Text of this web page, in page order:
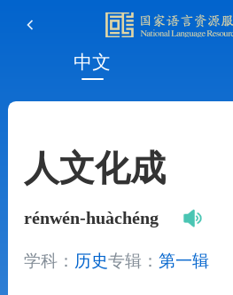
中文
人文化成
rénwén-huàchéng
学科： 历史专辑： 第一辑